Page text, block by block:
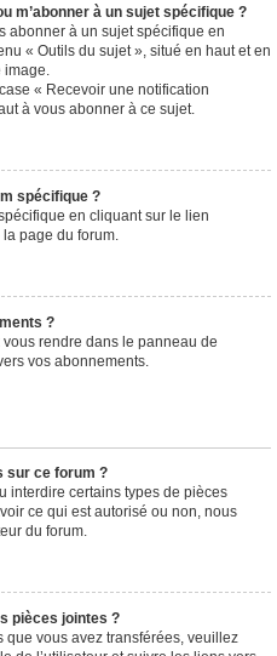
m’abonner à un sujet spécifique ?
abonner à un sujet spécifique en
« Outils du sujet », situé en haut et en
image.
« Recevoir une notification
à vous abonner à ce sujet.
spécifique ?
en cliquant sur le lien
la page du forum.
?
rendre dans le panneau de
vos abonnements.
sur ce forum ?
interdire certains types de pièces
ce qui est autorisé ou non, nous
du forum.
pièces jointes ?
que vous avez transférées, veuillez